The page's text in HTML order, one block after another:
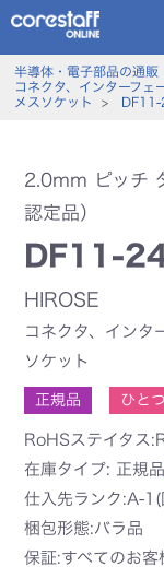
半導体・電子部品の通販
コネクタ、インターフェ
メスソケット
> DF11-
2.0mm ピッチ
認定品）
DF11-
HIROSE
コネクタ、インタ
ソケット
正規品 ひと
RoHSステイタス
在庫タイプ: 正規
仕入先ランク:A-1(
梱包形態:バラ品
保証:すべてのお